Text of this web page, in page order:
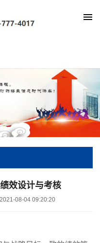
服务 > 培训课程 >人力资源管理
效设计与考核
08-04 09:20:20